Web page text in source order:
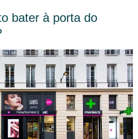
bater à porta do